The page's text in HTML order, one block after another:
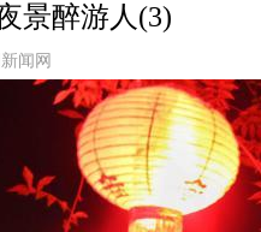
景醉游人(3)
闻网